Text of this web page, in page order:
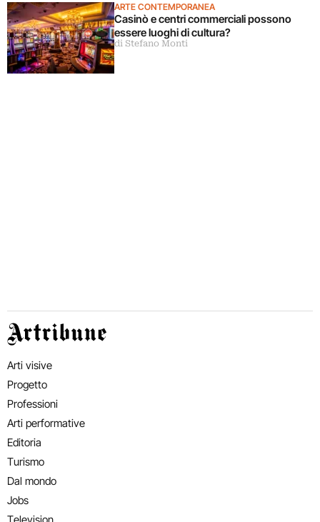
ARTE CONTEMPORANEA
Casinò e centri commerciali possono
essere luoghi di cultura?
di Stefano Monti
Artribune
Arti visive
Progetto
Professioni
Arti performative
Editoria
Turismo
Dal mondo
Jobs